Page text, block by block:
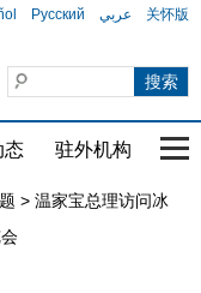
Русский عربي 关怀版
态 驻外机构 国
> 温家宝总理访问冰